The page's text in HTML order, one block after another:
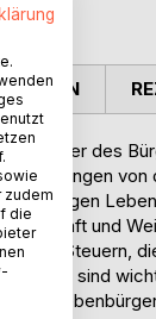
des
damaligen
und
Steuern,
war, sind
in
zudem
die